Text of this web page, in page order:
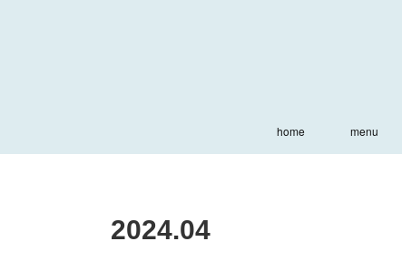
home menu
2024.04